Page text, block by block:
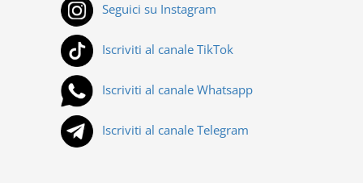
Seguici su Instagram
Iscriviti al canale TikTok
Iscriviti al canale Whatsapp
Iscriviti al canale Telegram